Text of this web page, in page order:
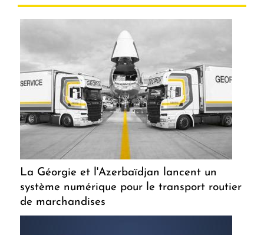
La Géorgie et l'Azerbaïdjan lancent un
système numérique pour le transport routier
de marchandises